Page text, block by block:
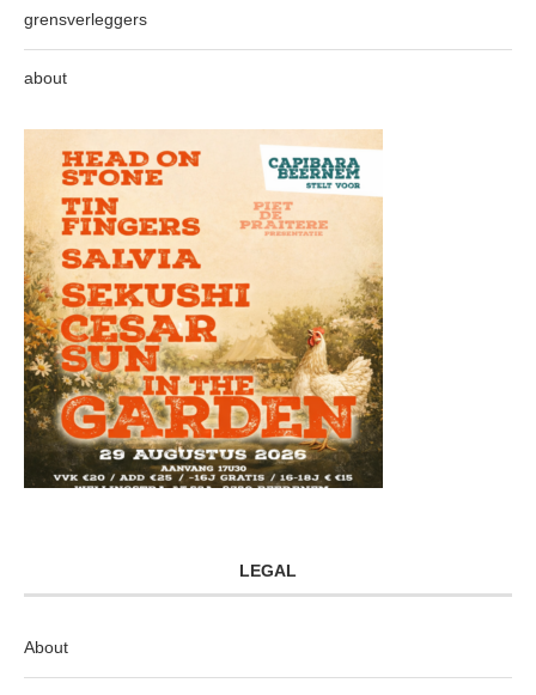
grensverleggers
about
LEGAL
About